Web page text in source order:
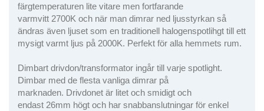
färgtemperaturen lite vitare men fortfarande
varmvitt 2700K och när man dimrar ned ljusstyrkan så
ändras även ljuset som en traditionell halogenspotlihgt till ett
mysigt varmt ljus på 2000K. Perfekt för alla hemmets rum.
Dimbart drivdon/transformator ingår till varje spotlight.
Dimbar med de flesta vanliga dimrar på
marknaden. Drivdonet är litet och smidigt och
endast 26mm högt och har snabbanslutningar för enkel